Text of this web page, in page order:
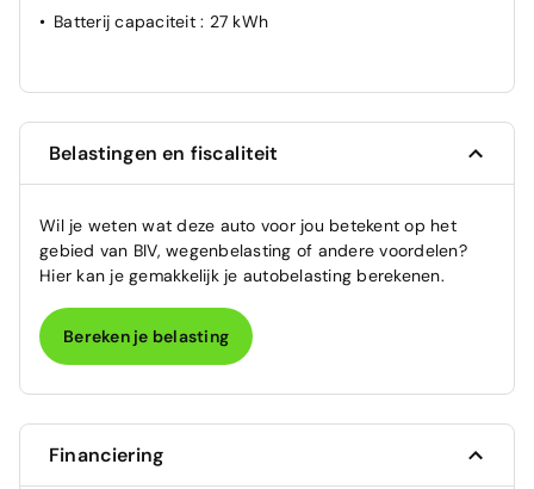
Batterij capaciteit : 27 kWh
Belastingen en fiscaliteit
Wil je weten wat deze auto voor jou betekent op het
gebied van BIV, wegenbelasting of andere voordelen?
Hier kan je gemakkelijk je autobelasting berekenen.
Bereken je belasting
Financiering